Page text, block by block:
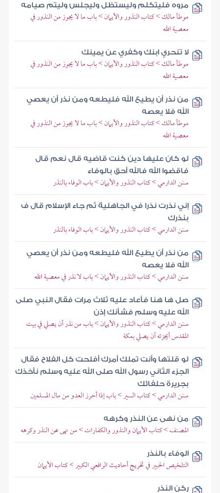
مروه فليتكلم وليستظل وليجلس وليتم صيامه
موطأ مالك > كتاب النذور والأيمان > باب ما لا يجوز من النذور في
معصية الله
لا تنحري ابنك وكفري عن يمينك
موطأ مالك > كتاب النذور والأيمان > باب ما لا يجوز من النذور في
معصية الله
من نذر أن يطيع الله فليطعه ومن نذر أن يعصي
الله فلا يعصه
موطأ مالك > كتاب النذور والأيمان > باب ما لا يجوز من النذور في
معصية الله
لو كان عليها دين كنت قاضيه قال نعم قال
فاقضوا الله فالله أحق بالوفاء
سنن الدارمي > كتاب النذور والأيمان > باب الوفاء بالنذر
إني نذرت نذرا في الجاهلية ثم جاء الإسلام قال ف
بنذرك
سنن الدارمي > كتاب النذور والأيمان > باب الوفاء بالنذر
من نذر أن يطيع الله فليطعه ومن نذر أن يعصي
الله فلا يعصه
سنن الدارمي > كتاب النذور والأيمان > باب لا نذر في معصية الله
صل ها هنا فأعاد عليه ثلاث مرات فقال النبي صلى
الله عليه وسلم فشأنك إذن
سنن الدارمي > كتاب النذور والأيمان > باب من نذر أن يصلي في بيت
المقدس أيجزئه أن يصلي بمكة
لو قلتها وأنت تملك أمرك أفلحت كل الفلاح فقال
الجزء الثاني رسول الله صلى الله عليه وسلم نأخذك
بجريرة حلفائك
سنن الدارمي > كتاب السير > باب إذا أحرز العدو من مال المسلمين
من نهى عن النذر وكرهه
المصنف > كتاب الأيمان والنذور والكفارات > من نهى عن النذر وكرهه
الوفاء بالنذر
التلخيص الحبير في تخريج أحاديث الرافعي الكبير > كتاب الأيمان
ركن النذر